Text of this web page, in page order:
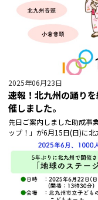
2025年06月23日
速報！北九州の踊り
催しました。
先日ご案内しました助成事
ップ！」が6月15日(日)に